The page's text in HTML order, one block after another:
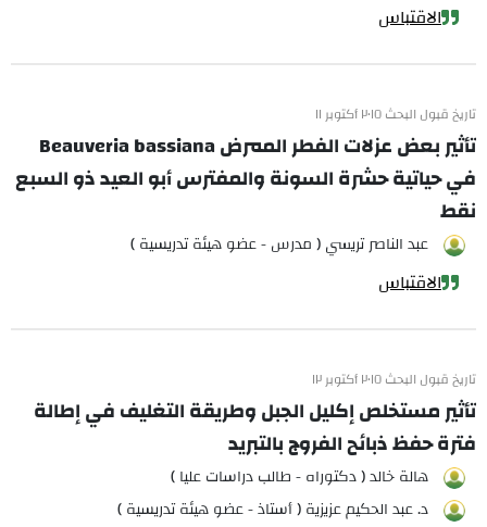
الاقتباس
تاريخ قبول البحث ٢٠١٥ أكتوبر ١١
تأثير بعض عزلات الفطر الممرض Beauveria bassiana
في حياتية حشرة السونة والمفترس أبو العيد ذو السبع
نقط
عبد الناصر تريسي ( مدرس - عضو هيئة تدريسية )
الاقتباس
تاريخ قبول البحث ٢٠١٥ أكتوبر ١٢
تأثير مستخلص إكليل الجبل وطريقة التغليف في إطالة
فترة حفظ ذبائح الفروج بالتبريد
هالة خالد ( دكتوراه - طالب دراسات عليا )
د. عبد الحكيم عزيزية ( أستاذ - عضو هيئة تدريسية )